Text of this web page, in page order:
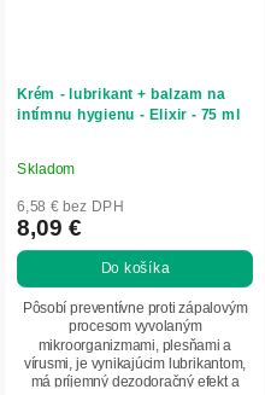
Krém - lubrikant + balzam na
intímnu hygienu - Elixir - 75 ml
Priemerné
hodnotenie
produktu
je
z
hviezdičiek.
Skladom
6,58 € bez DPH
8,09 €
Do košíka
Pôsobí preventívne proti zápalovým
procesom vyvolaným
mikroorganizmami, plesňami a
vírusmi, je vynikajúcim lubrikantom,
má príjemný dezodoračný efekt a